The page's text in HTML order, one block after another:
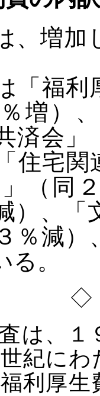
、増加
「福利
増）
済会
住宅
（同
）、
％減
。
は、
紀に
利厚